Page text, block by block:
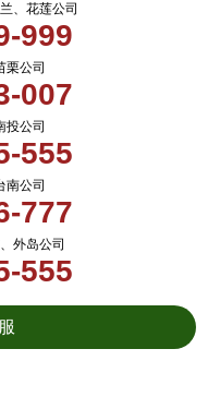
、花莲公司
999
栗公司
007
投公司
555
南公司
777
外岛公司
555